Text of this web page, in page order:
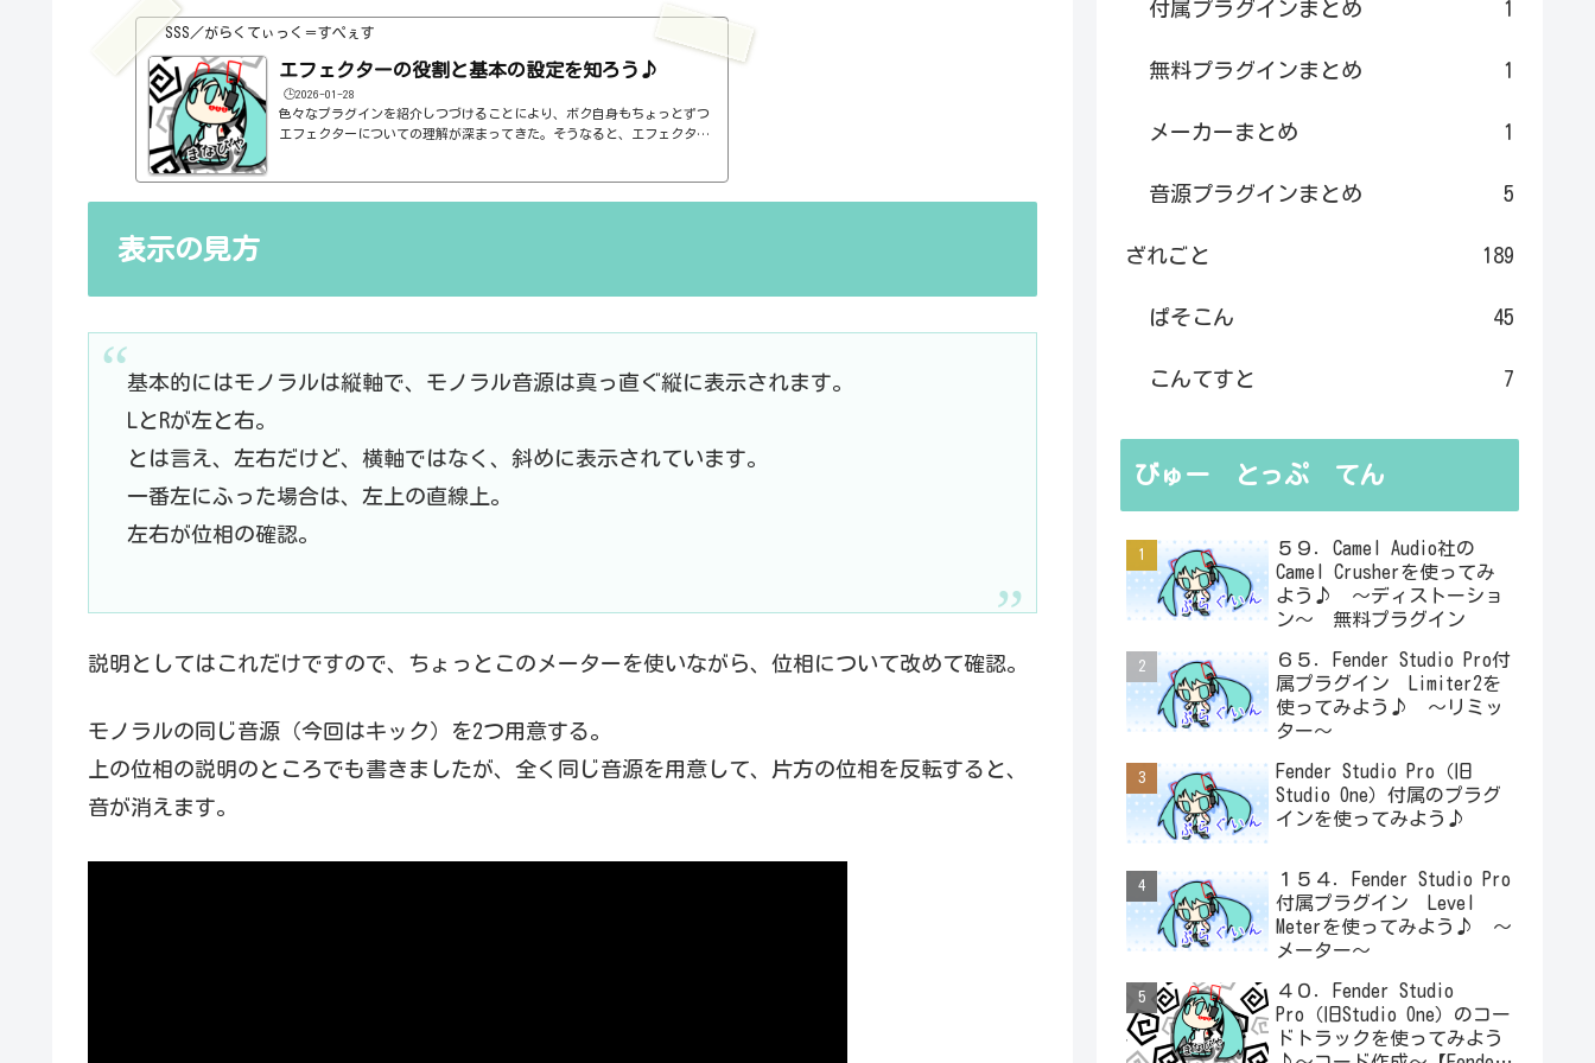
SSS／がらくてぃっく＝すぺぇす
エフェクターの役割と基本の設定を知ろう♪
🕒️2026-01-28
色々なプラグインを紹介しつづけることにより、ボク自身もちょっとずつ
エフェクターについての理解が深まってきた。そうなると、エフェクター
表示の見方
基本的にはモノラルは縦軸で、モノラル音源は真っ直ぐ縦に表示されます。
LとRが左と右。
とは言え、左右だけど、横軸ではなく、斜めに表示されています。
一番左にふった場合は、左上の直線上。
左右が位相の確認。
説明としてはこれだけですので、ちょっとこのメーターを使いながら、位相について改めて確認。
モノラルの同じ音源（今回はキック）を2つ用意する。
上の位相の説明のところでも書きましたが、全く同じ音源を用意して、片方の位相を反転すると、
音が消えます。
付属プラグインまとめ 1
無料プラグインまとめ 1
メーカーまとめ 1
音源プラグインまとめ 5
ざれごと 189
ぱそこん 45
こんてすと 7
びゅー とっぷ てん
５９．Camel Audio社の
Camel Crusherを使ってみ
よう♪ ～ディストーショ
ン～ 無料プラグイン
６５．Fender Studio Pro付
属プラグイン Limiter2を
使ってみよう♪ ～リミッ
ター～
Fender Studio Pro（旧
Studio One）付属のプラグ
インを使ってみよう♪
１５４．Fender Studio Pro
付属プラグイン Level
Meterを使ってみよう♪ ～
メーター～
４０．Fender Studio
Pro（旧Studio One）のコー
ドトラックを使ってみよう